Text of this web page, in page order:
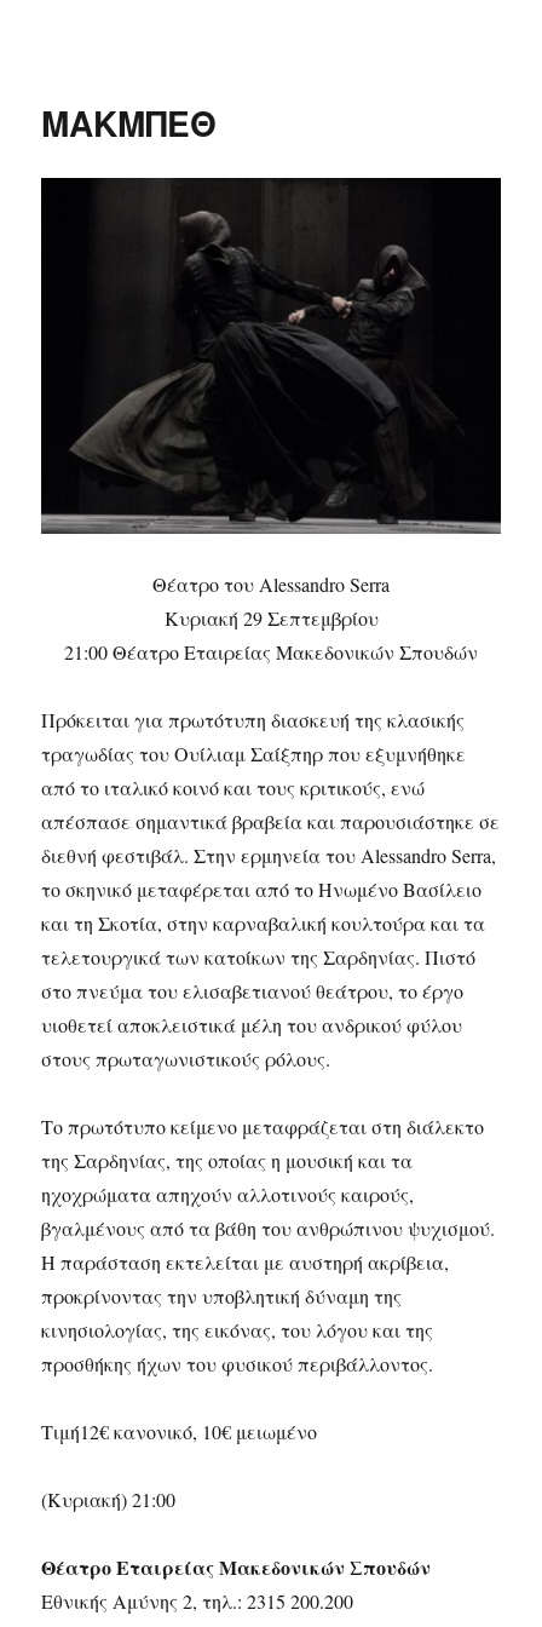
ΜΑΚΜΠΕΘ
Θέατρο του Alessandro Serra
Κυριακή 29 Σεπτεμβρίου
21:00 Θέατρο Εταιρείας Μακεδονικών Σπουδών
Πρόκειται για πρωτότυπη διασκευή της κλασικής
τραγωδίας του Ουίλιαμ Σαίξπηρ που εξυμνήθηκε
από το ιταλικό κοινό και τους κριτικούς, ενώ
απέσπασε σημαντικά βραβεία και παρουσιάστηκε σε
διεθνή φεστιβάλ. Στην ερμηνεία του Alessandro Serra,
το σκηνικό μεταφέρεται από το Ηνωμένο Βασίλειο
και τη Σκοτία, στην καρναβαλική κουλτούρα και τα
τελετουργικά των κατοίκων της Σαρδηνίας. Πιστό
στο πνεύμα του ελισαβετιανού θεάτρου, το έργο
υιοθετεί αποκλειστικά μέλη του ανδρικού φύλου
στους πρωταγωνιστικούς ρόλους.
Το πρωτότυπο κείμενο μεταφράζεται στη διάλεκτο
της Σαρδηνίας, της οποίας η μουσική και τα
ηχοχρώματα απηχούν αλλοτινούς καιρούς,
βγαλμένους από τα βάθη του ανθρώπινου ψυχισμού.
Η παράσταση εκτελείται με αυστηρή ακρίβεια,
προκρίνοντας την υποβλητική δύναμη της
κινησιολογίας, της εικόνας, του λόγου και της
προσθήκης ήχων του φυσικού περιβάλλοντος.
Τιμή12€ κανονικό, 10€ μειωμένο
(Κυριακή) 21:00
Θέατρο Εταιρείας Μακεδονικών Σπουδών
Εθνικής Αμύνης 2, τηλ.: 2315 200.200